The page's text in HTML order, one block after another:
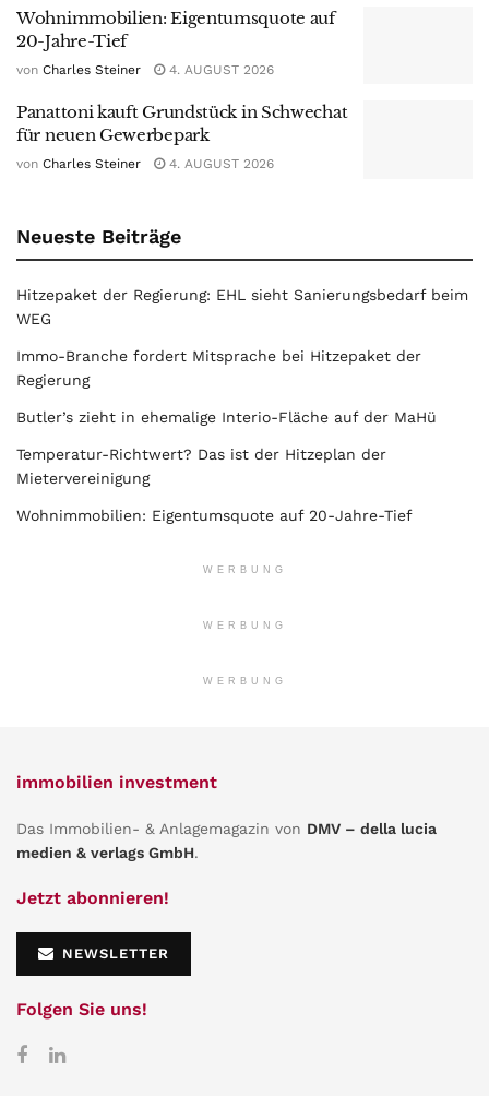
Wohnimmobilien: Eigentumsquote auf
20-Jahre-Tief
von Charles Steiner 4. AUGUST 2026
Panattoni kauft Grundstück in Schwechat
für neuen Gewerbepark
von Charles Steiner 4. AUGUST 2026
Neueste Beiträge
Hitzepaket der Regierung: EHL sieht Sanierungsbedarf beim
WEG
Immo-Branche fordert Mitsprache bei Hitzepaket der
Regierung
Butler’s zieht in ehemalige Interio-Fläche auf der MaHü
Temperatur-Richtwert? Das ist der Hitzeplan der
Mietervereinigung
Wohnimmobilien: Eigentumsquote auf 20-Jahre-Tief
WERBUNG
WERBUNG
WERBUNG
immobilien investment
Das Immobilien- & Anlagemagazin von DMV – della lucia
medien & verlags GmbH.
Jetzt abonnieren!
NEWSLETTER
Folgen Sie uns!